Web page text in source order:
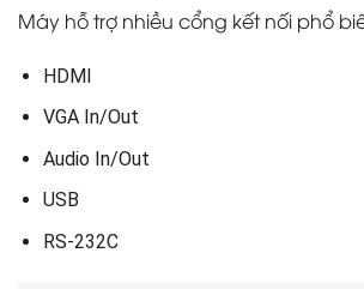
Máy hỗ trợ nhiều cổng kết nối phổ
HDMI
VGA In/Out
Audio In/Out
USB
RS-232C